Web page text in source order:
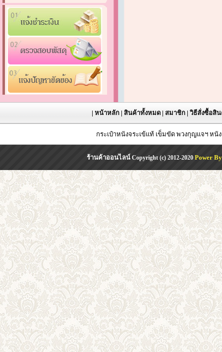
| หน้าหลัก | สินค้าทั้งหมด | สมาชิก | วิธีสั่งซื้อสิ
กระเป๋าหนังจระเข้แท้ เข็มขัด พวงกุญแจฯ หนัง
ร้านค้าออนไลน์Copyright (c) 2012-2020 Power